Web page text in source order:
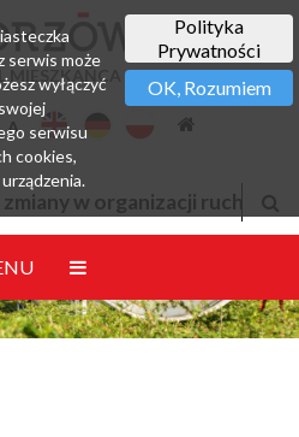
MIESZKAŃCA
w EZD
Polityka
Prywatności
OK, Rozumiem
serwis może
wyłączyć
serwisu
cookies,